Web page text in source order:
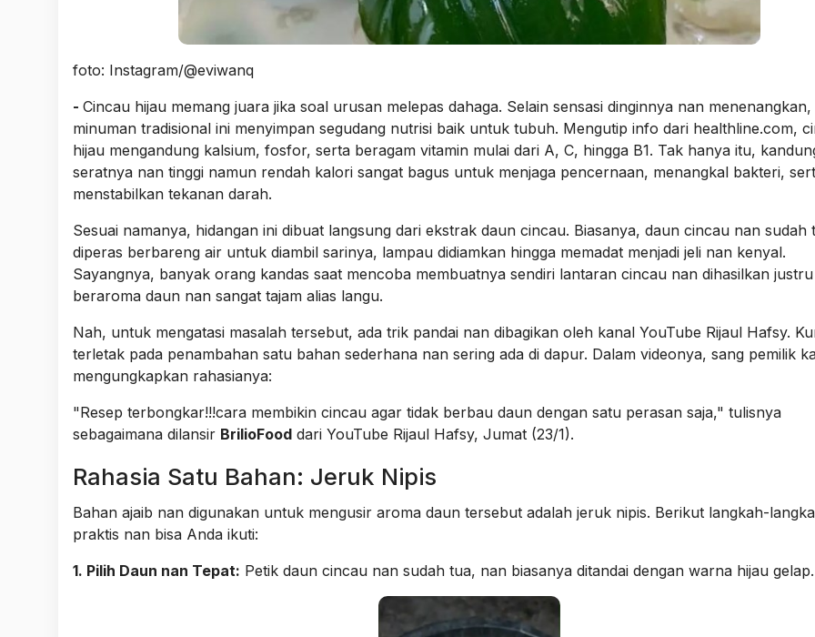
foto: Instagram/@eviwanq
- Cincau hijau memang juara jika soal urusan melepas dahaga. Selain sensasi dinginnya nan menenangkan,
minuman tradisional ini menyimpan segudang nutrisi baik untuk tubuh. Mengutip info dari healthline.com,
hijau mengandung kalsium, fosfor, serta beragam vitamin mulai dari A, C, hingga B1. Tak hanya itu,
seratnya nan tinggi namun rendah kalori sangat bagus untuk menjaga pencernaan, menangkal bakteri,
menstabilkan tekanan darah.
Sesuai namanya, hidangan ini dibuat langsung dari ekstrak daun cincau. Biasanya, daun cincau nan sudah
diperas berbareng air untuk diambil sarinya, lampau didiamkan hingga memadat menjadi jeli nan kenyal.
Sayangnya, banyak orang kandas saat mencoba membuatnya sendiri lantaran cincau nan dihasilkan justru
beraroma daun nan sangat tajam alias langu.
Nah, untuk mengatasi masalah tersebut, ada trik pandai nan dibagikan oleh kanal YouTube Rijaul Hafsy.
terletak pada penambahan satu bahan sederhana nan sering ada di dapur. Dalam videonya, sang pemilik
mengungkapkan rahasianya:
"Resep terbongkar!!!cara membikin cincau agar tidak berbau daun dengan satu perasan saja," tulisnya
sebagaimana dilansir BrilioFood dari YouTube Rijaul Hafsy, Jumat (23/1).
Rahasia Satu Bahan: Jeruk Nipis
Bahan ajaib nan digunakan untuk mengusir aroma daun tersebut adalah jeruk nipis. Berikut langkah-
praktis nan bisa Anda ikuti:
1. Pilih Daun nan Tepat: Petik daun cincau nan sudah tua, nan biasanya ditandai dengan warna hijau gelap.